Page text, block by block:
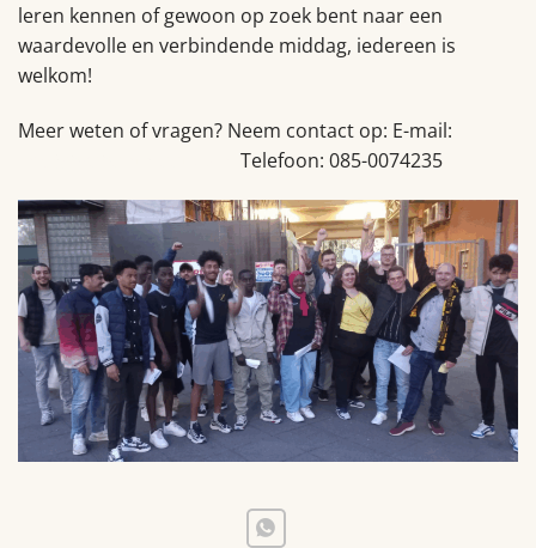
leren kennen of gewoon op zoek bent naar een
waardevolle en verbindende middag, iedereen is
welkom!
Meer weten of vragen? Neem contact op: E-mail:
Telefoon: 085-0074235